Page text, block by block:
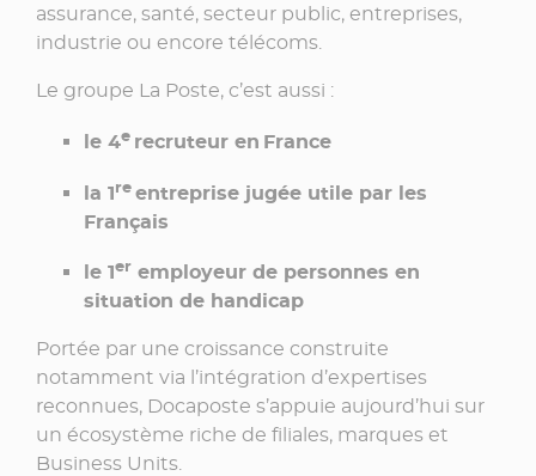
assurance, santé, secteur public, entreprises,
industrie ou encore télécoms.
Le groupe La Poste, c’est aussi :
le 4e recruteur en France
la 1reentreprise jugée utile par les
Français
le 1er employeur de personnes en
situation de handicap
Portée par une croissance construite
notamment via l’intégration d’expertises
reconnues, Docaposte s’appuie aujourd’hui sur
un écosystème riche de filiales, marques et
Business Units.